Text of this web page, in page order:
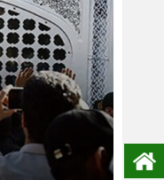
صفحه نخست